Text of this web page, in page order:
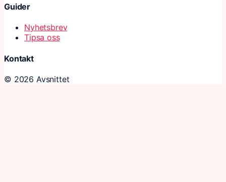
Guider
Nyhetsbrev
Tipsa oss
Kontakt
© 2026 Avsnittet